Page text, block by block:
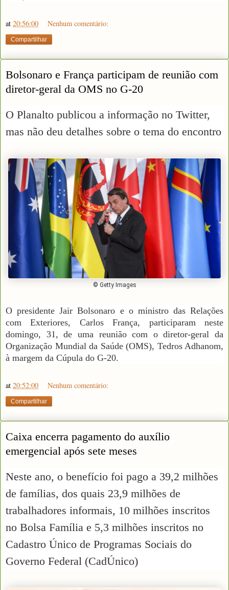
at 20:56:00 Nenhum comentário:
Compartilhar
Bolsonaro e França participam de reunião com
diretor-geral da OMS no G-20
O Planalto publicou a informação no Twitter,
mas não deu detalhes sobre o tema do encontro
© Getty Images
O presidente Jair Bolsonaro e o ministro das Relações
com Exteriores, Carlos França, participaram neste
domingo, 31, de uma reunião com o diretor-geral da
Organização Mundial da Saúde (OMS), Tedros Adhanom,
à margem da Cúpula do G-20.
at 20:52:00 Nenhum comentário:
Compartilhar
Caixa encerra pagamento do auxílio
emergencial após sete meses
Neste ano, o benefício foi pago a 39,2 milhões
de famílias, dos quais 23,9 milhões de
trabalhadores informais, 10 milhões inscritos
no Bolsa Família e 5,3 milhões inscritos no
Cadastro Único de Programas Sociais do
Governo Federal (CadÚnico)